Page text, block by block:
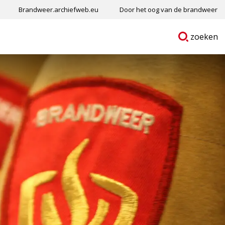
Brandweer.archiefweb.eu Door het oog van de brandweer
Ga
zoeken